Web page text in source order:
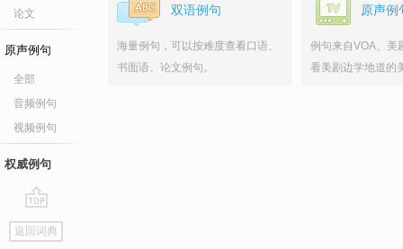
论文
原声例句
全部
音频例句
视频例句
权威例句
go
top
返回词典
双语例句
海量例句，可以按难度查看口语、
书面语、论文例句。
原声例
例句来自VOA、美
看美剧边学地道的